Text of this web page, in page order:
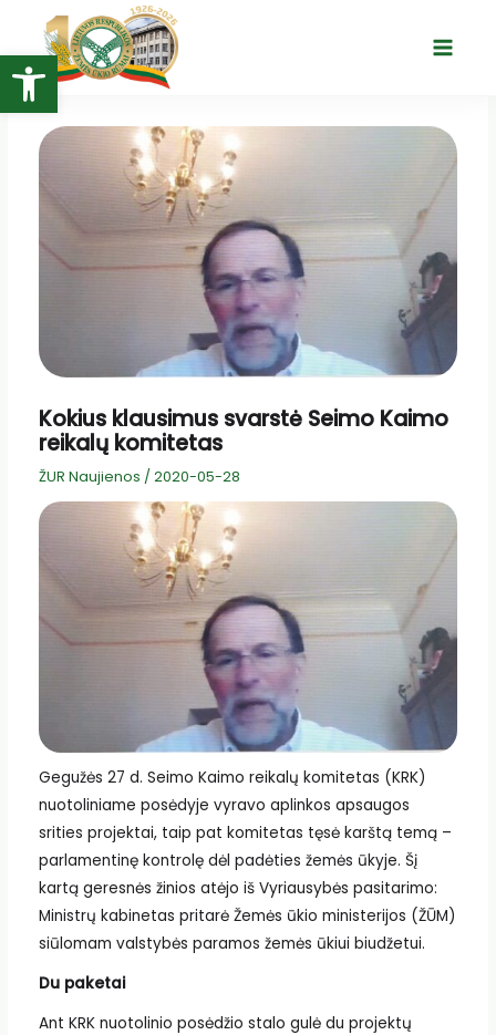
Open toolbar
turinio
Main
Kokius klausimus svarstė Seimo Kaimo
reikalų komitetas
ŽUR Naujienos / 2020-05-28
Gegužės 27 d. Seimo Kaimo reikalų komitetas (KRK)
nuotoliniame posėdyje vyravo aplinkos apsaugos
srities projektai, taip pat komitetas tęsė karštą temą –
parlamentinę kontrolę dėl padėties žemės ūkyje. Šį
kartą geresnės žinios atėjo iš Vyriausybės pasitarimo:
Ministrų kabinetas pritarė Žemės ūkio ministerijos (ŽŪM)
siūlomam valstybės paramos žemės ūkiui biudžetui.
Du paketai
Ant KRK nuotolinio posėdžio stalo gulė du projektų